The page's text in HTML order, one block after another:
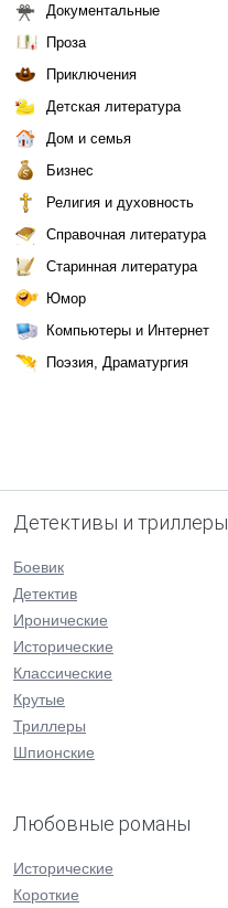
Документальные
Проза
Приключения
Детская литература
Дом и семья
Бизнес
Религия и духовность
Справочная литература
Старинная литература
Юмор
Компьютеры и Интернет
Поэзия, Драматургия
Детективы и триллеры
Боевик
Детектив
Иронические
Исторические
Классические
Крутые
Триллеры
Шпионские
Любовные романы
Исторические
Короткие